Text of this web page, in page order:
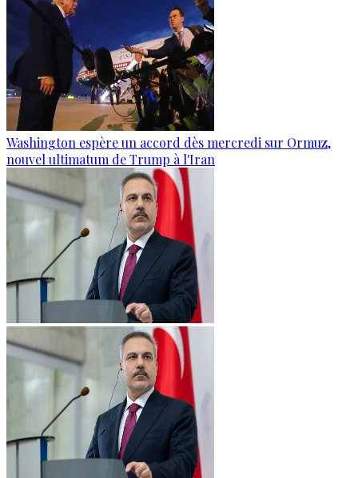
Washington espère un accord dès mercredi sur Ormuz,
nouvel ultimatum de Trump à l'Iran